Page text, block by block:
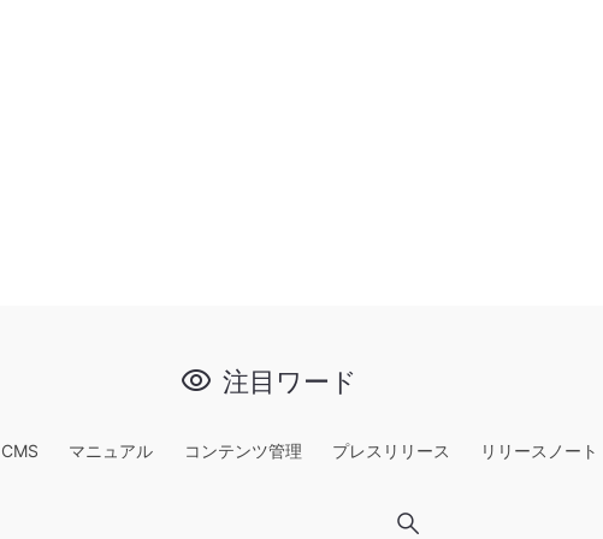
注目ワード
マニュアル コンテンツ管理 プレスリリース リリースノート